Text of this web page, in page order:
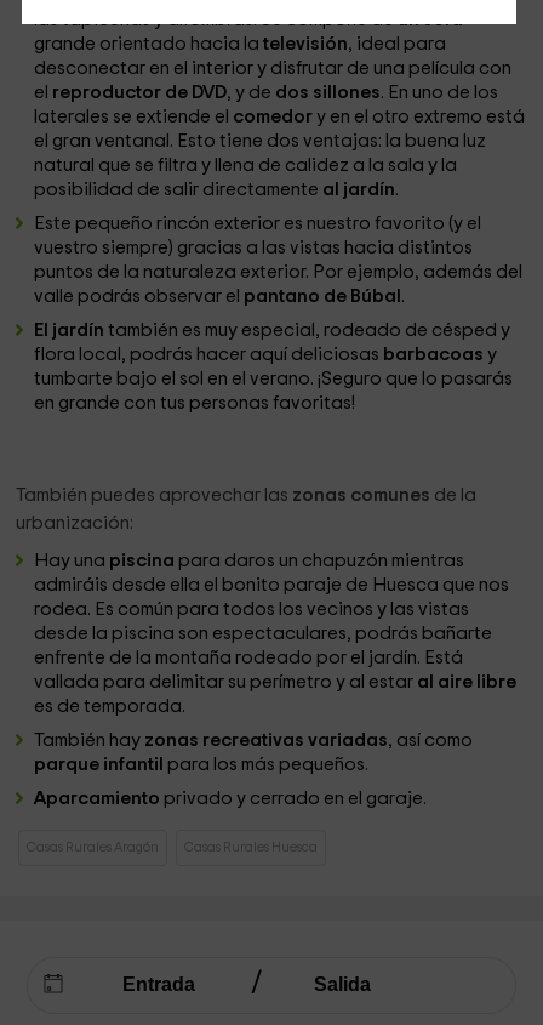
las tapicerías y alfombras. Se compone deun sofá
grande orientado hacia latelevisión, ideal para
desconectar en el interior y disfrutar de una película con
el reproductor de DVD, y de dos sillones. En uno de los
laterales se extiende el comedory en el otro extremo está
el gran ventanal. Esto tiene dos ventajas: la buena luz
natural que se filtra y llena de calidez a la sala y la
posibilidad de salir directamente al jardín.
Este pequeño rincón exterior es nuestro favorito (y el
vuestro siempre) gracias a las vistas hacia distintos
puntos de la naturaleza exterior. Por ejemplo, además del
valle podrás observar el pantano de Búbal .
El jardín también es muy especial, rodeado de césped y
flora local, podrás hacer aquí deliciosas barbacoasy
tumbarte bajo el sol en el verano. ¡Seguro que lo pasarás
en grande con tus personas favoritas!
También puedes aprovechar las zonas comunes de la
urbanización:
Hay una piscina para daros un chapuzón mientras
admiráis desde ella el bonito paraje de Huesca que nos
rodea. Es común para todos los vecinos y las vistas
desde la piscina son espectaculares, podrás bañarte
enfrente de la montaña rodeado por el jardín. Está
vallada para delimitar su perímetro y al estar al aire libre
es de temporada.
También hay zonas recreativas variadas, así como
parque infantil para los más pequeños.
Aparcamiento privado y cerrado en el garaje.
Casas Rurales Aragón Casas Rurales Huesca